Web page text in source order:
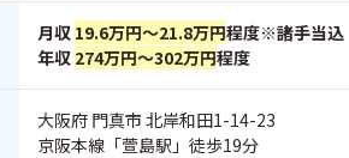
月収 19.6万円～21.8万円程度※諸手当込
年収 274万円～302万円程度
大阪府 門真市 北岸和田1-14-23
京阪本線「萱島駅」徒歩19分